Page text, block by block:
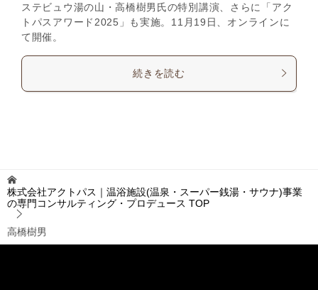
ステビュウ湯の山・高橋樹男氏の特別講演、さらに「アク
トパスアワード2025」も実施。11月19日、オンラインに
て開催。
続きを読む
株式会社アクトパス｜温浴施設(温泉・スーパー銭湯・サウナ)事業
の専門コンサルティング・プロデュース TOP
高橋樹男